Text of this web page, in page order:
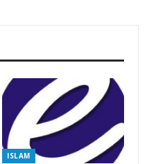
ISLAM